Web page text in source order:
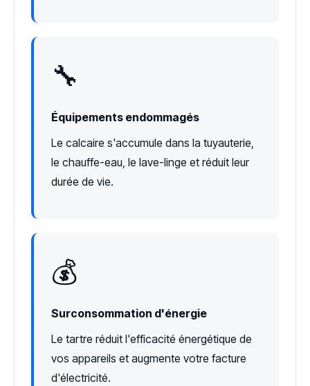
🔧
Équipements endommagés
Le calcaire s'accumule dans la tuyauterie,
le chauffe-eau, le lave-linge et réduit leur
durée de vie.
💰
Surconsommation d'énergie
Le tartre réduit l'efficacité énergétique de
vos appareils et augmente votre facture
d'électricité.